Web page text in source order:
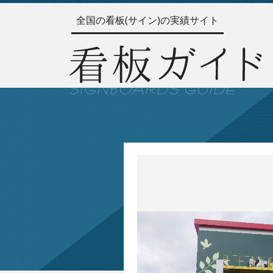
全国の看板(サイン)の実績サイト